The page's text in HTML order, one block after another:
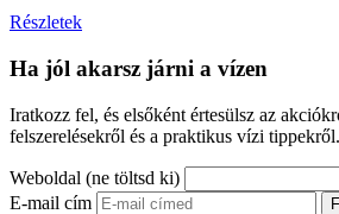
Részletek
Ha jól akarsz járni a vízen
Iratkozz fel, és elsőként értesülsz az
felszerelésekről és a praktikus vízi tippekről.
Weboldal (ne töltsd ki)
E-mail cím